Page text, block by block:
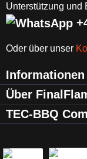
Unterstützung und
Oder über unser
Informationen
Über
TEC-BBQ